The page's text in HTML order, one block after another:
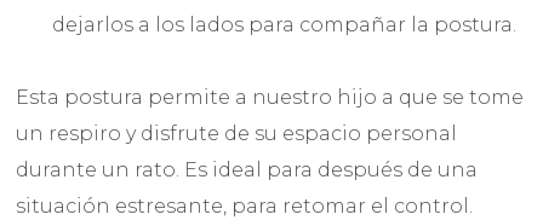
dejarlos a los lados para compañar la postura.
Esta postura permite a nuestro hijo a que se tome
un respiro y disfrute de su espacio personal
durante un rato. Es ideal para después de una
situación estresante, para retomar el control.